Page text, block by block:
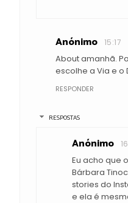
Anónimo 15:17
About amanhã.
escolhe a Via e o
RESPONDER
RESPOSTAS
Anónimo
Eu acho que
Bárbara
stories do
e ela é